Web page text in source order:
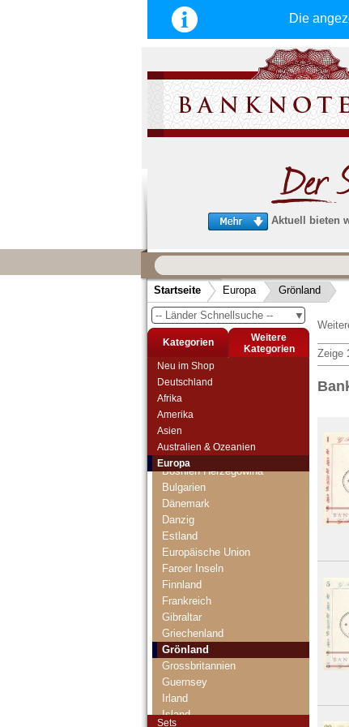
Die
Aktuell bieten
schnellen, sicheren und
Service
Schneller und sicherer Versand-
Bestellungen werktags bis 14:00
noch am selben Tag verschickt
(Versand mit DHL oder Deutsche
Startseite Europa Grönland
▼
-- Länder Schnellsuche --
Kategorien
Weitere
Kategorien
Neu im Shop
Deutschland
Afrika
Amerika
Asien
Australien & Ozeanien
Europa
Belgien
Bosnien Herzegowina
Bulgarien
Dänemark
Danzig
Estland
Europäische Union
Faroer Inseln
Finnland
Frankreich
Gibraltar
Griechenland
Grönland
Grossbritannien
Guernsey
Irland
Island
Sets
Zeige